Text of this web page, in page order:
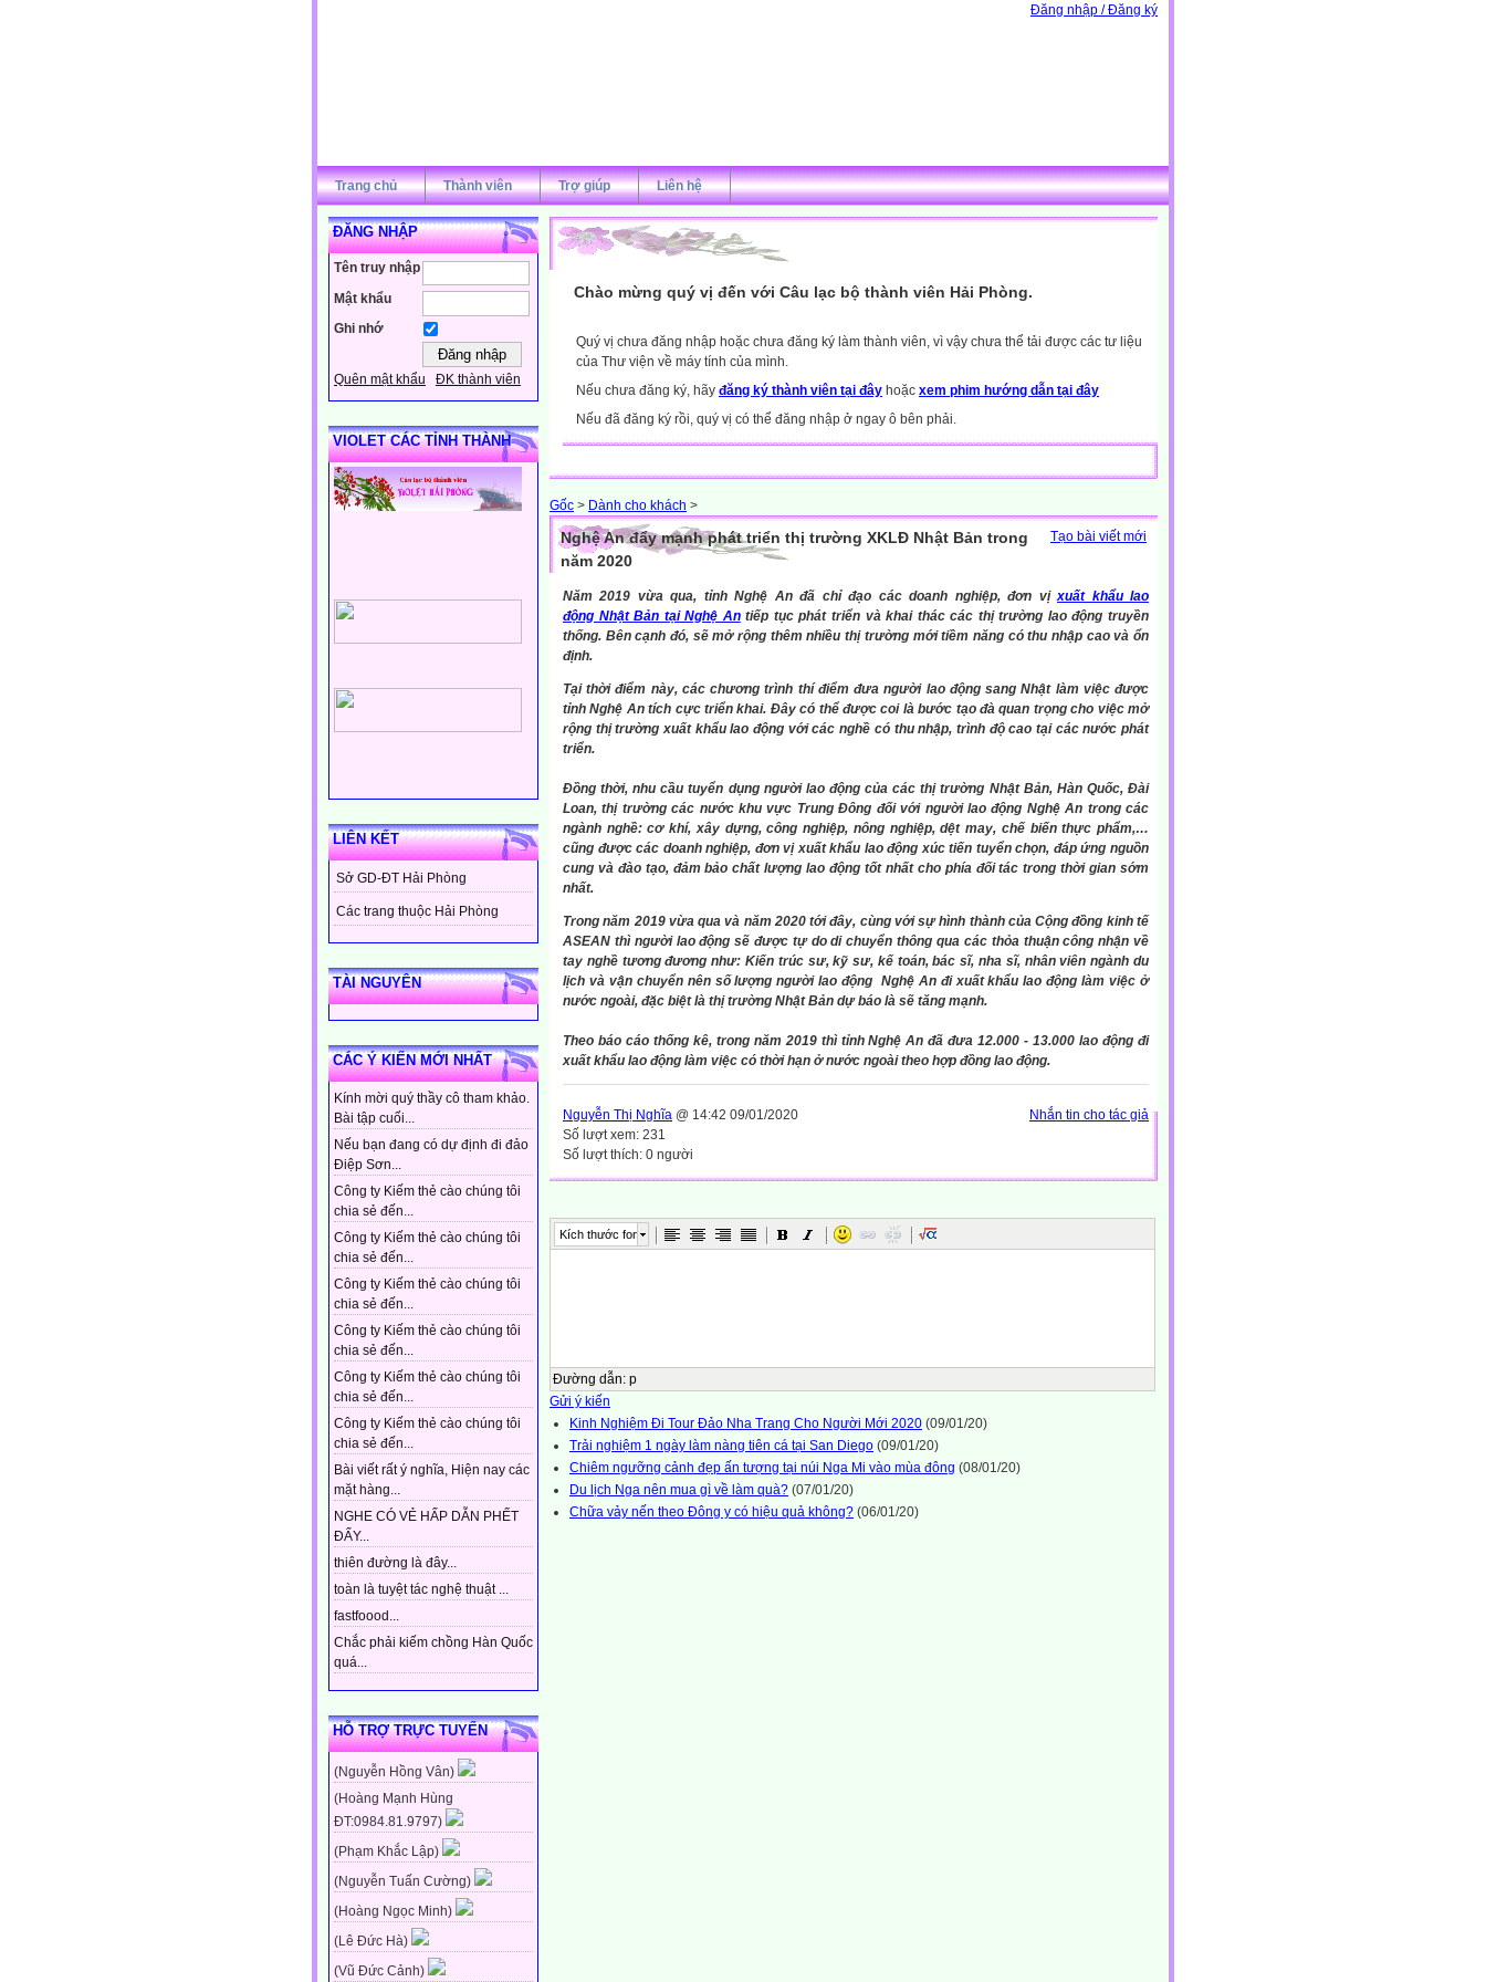
Đăng nhập / Đăng ký
Trang chủ Thành viên Trợ giúp Liên hệ
ĐĂNG NHẬP
Tên truy nhập
Mật khẩu
Ghi nhớ
Quên mật khẩu ĐK thành viên
VIOLET CÁC TỈNH THÀNH
LIÊN KẾT
Sở GD-ĐT Hải Phòng
Các trang thuộc Hải Phòng
TÀI NGUYÊN
CÁC Ý KIẾN MỚI NHẤT
Kính mời quý thầy cô tham khảo.
Bài tập cuối...
Nếu bạn đang có dự định đi đảo
Điệp Sơn...
Công ty Kiếm thẻ cào chúng tôi
chia sẻ đến...
Công ty Kiếm thẻ cào chúng tôi
chia sẻ đến...
Công ty Kiếm thẻ cào chúng tôi
chia sẻ đến...
Công ty Kiếm thẻ cào chúng tôi
chia sẻ đến...
Công ty Kiếm thẻ cào chúng tôi
chia sẻ đến...
Công ty Kiếm thẻ cào chúng tôi
chia sẻ đến...
Bài viết rất ý nghĩa, Hiện nay các
mặt hàng...
NGHE CÓ VẺ HẤP DẪN PHẾT
ĐẤY...
thiên đường là đây...
toàn là tuyệt tác nghệ thuật ...
fastfoood...
Chắc phải kiếm chồng Hàn Quốc
quá...
HỖ TRỢ TRỰC TUYẾN
(Nguyễn Hồng Vân)
(Hoàng Mạnh Hùng
ĐT:0984.81.9797)
(Phạm Khắc Lập)
(Nguyễn Tuấn Cường)
(Hoàng Ngọc Minh)
(Lê Đức Hà)
(Vũ Đức Cảnh)
Chào mừng quý vị đến với Câu lạc bộ thành viên Hải Phòng.
Quý vị chưa đăng nhập hoặc chưa đăng ký làm thành viên, vì vậy chưa thể tải được các tư liệu
của Thư viện về máy tính của mình.
Nếu chưa đăng ký, hãy đăng ký thành viên tại đây hoặc xem phim hướng dẫn tại đây
Nếu đã đăng ký rồi, quý vị có thể đăng nhập ở ngay ô bên phải.
Gốc > Dành cho khách >
Tạo bài viết mới
Nghệ An đẩy mạnh phát triển thị trường XKLĐ Nhật Bản trong
năm 2020
Năm 2019 vừa qua, tỉnh Nghệ An đã chỉ đạo các doanh nghiệp, đơn vịxuất khẩu lao
động Nhật Bản tại Nghệ Antiếp tục phát triển và khai thác các thị trường lao động truyền
thống. Bên cạnhđó, sẽ mở rộng thêm nhiều thị trường mới tiềm năng có thu nhập cao và ổn
định.
Tại thời điểm này, các chương trình thí điểm đưa người lao động sang Nhật làm việc được
tỉnh Nghệ An tích cực triển khai. Đây có thể được coi là bước tạo đà quan trọng cho việc mở
rộng thị trường xuất khẩu lao động với các nghề có thu nhập, trình độ cao tại các nước phát
triển.
Đồng thời, nhu cầu tuyển dụng người lao động của các thị trường Nhật Bản, Hàn Quốc, Đài
Loan, thị trường các nước khu vực Trung Đông đối với người lao động Nghệ An trong các
ngành nghề: cơ khí, xây dựng, công nghiệp, nông nghiệp, dệt may, chế biến thực phẩm,…
cũng được các doanh nghiệp, đơn vị xuất khẩu lao động xúc tiến tuyển chọn, đáp ứng nguồn
cung và đào tạo, đảm bảo chất lượng lao động tốt nhất cho phía đối tác trong thời gian sớm
nhất.
Trong năm 2019 vừa qua và năm 2020 tới đây, cùng với sự hình thành của Cộng đồng kinh tế
ASEAN thì người lao động sẽ được tự do di chuyển thông qua các thỏa thuận công nhận về
tay nghề tương đương như: Kiến trúc sư, kỹ sư, kế toán, bác sĩ, nha sĩ, nhân viên ngành du
lịch và vận chuyển nên số lượng người lao động Nghệ An đi xuất khẩu lao động làm việc ở
nước ngoài, đặc biệt là thị trường Nhật Bản dự báo là sẽ tăng mạnh.
Theo báo cáo thống kê, trong năm 2019 thì tỉnh Nghệ An đã đưa 12.000 - 13.000 lao động đi
xuất khẩu lao động làm việc có thời hạn ở nước ngoài theo hợp đồng lao động.
Nhắn tin cho tác giả
Nguyễn Thị Nghĩa @ 14:42 09/01/2020
Số lượt xem: 231
Số lượt thích: 0 người
Kích thước font
Đường dẫn: p
Gửi ý kiến
Kinh Nghiệm Đi Tour Đảo Nha Trang Cho Người Mới 2020 (09/01/20)
Trải nghiệm 1 ngày làm nàng tiên cá tại San Diego (09/01/20)
Chiêm ngưỡng cảnh đẹp ấn tượng tại núi Nga Mi vào mùa đông (08/01/20)
Du lịch Nga nên mua gì về làm quà? (07/01/20)
Chữa vảy nến theo Đông y có hiệu quả không? (06/01/20)